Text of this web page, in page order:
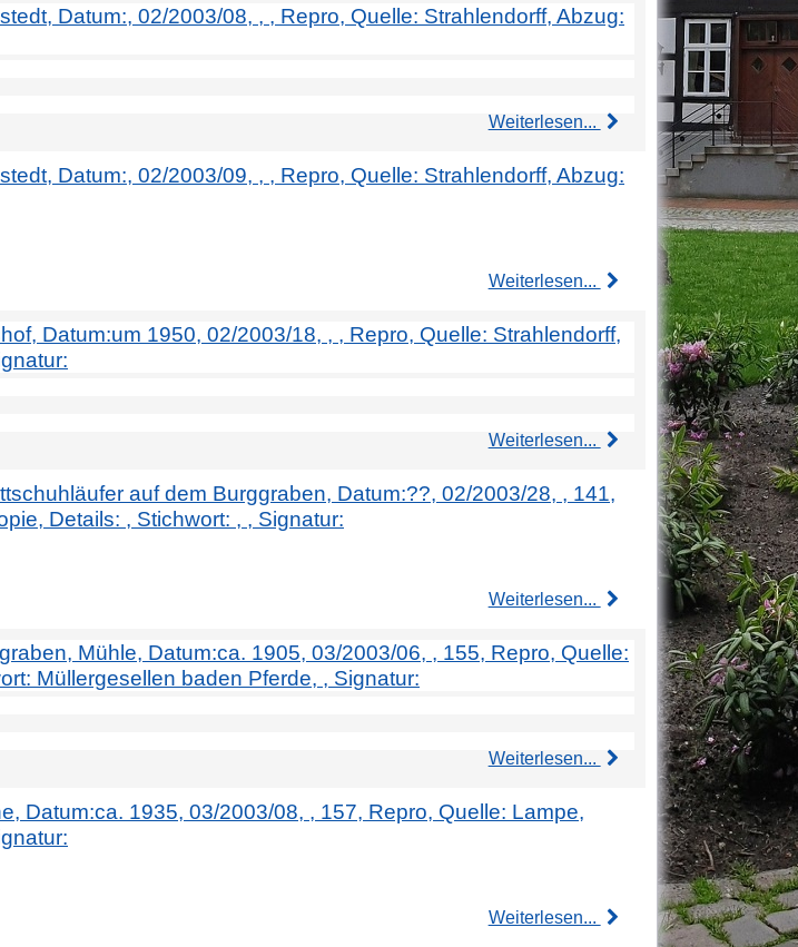
Datum:, 02/2003/08, , , Repro, Quelle: Strahlendorff, Abzug:
Weiterlesen...
Datum:, 02/2003/09, , , Repro, Quelle: Strahlendorff, Abzug:
Weiterlesen...
Datum:um 1950, 02/2003/18, , , Repro, Quelle: Strahlendorff,
Weiterlesen...
auf dem Burggraben, Datum:??, 02/2003/28, , 141,
Details: , Stichwort: , , Signatur:
Weiterlesen...
Mühle, Datum:ca. 1905, 03/2003/06, , 155, Repro, Quelle:
Müllergesellen baden Pferde, , Signatur:
Weiterlesen...
Datum:ca. 1935, 03/2003/08, , 157, Repro, Quelle: Lampe,
Weiterlesen...